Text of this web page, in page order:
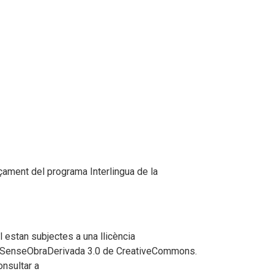
del programa Interlingua de la
estan subjectes a una llicència
3.0 de CreativeCommons.
a